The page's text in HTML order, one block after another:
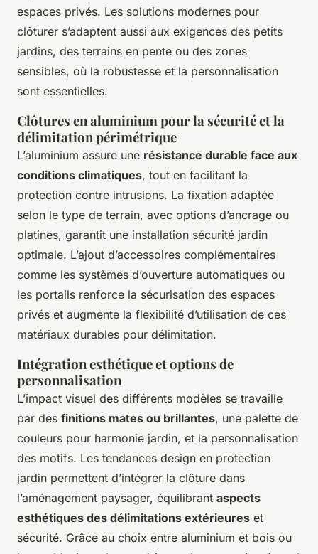
espaces privés. Les solutions modernes pour
clôturer s’adaptent aussi aux exigences des petits
jardins, des terrains en pente ou des zones
sensibles, où la robustesse et la personnalisation
sont essentielles.
Clôtures en aluminium pour la sécurité et la
délimitation périmétrique
L’aluminium assure une résistance durable face aux
conditions climatiques, tout en facilitant la
protection contre intrusions. La fixation adaptée
selon le type de terrain, avec options d’ancrage ou
platines, garantit une installation sécurité jardin
optimale. L’ajout d’accessoires complémentaires
comme les systèmes d’ouverture automatiques ou
les portails renforce la sécurisation des espaces
privés et augmente la flexibilité d’utilisation de ces
matériaux durables pour délimitation.
Intégration esthétique et options de
personnalisation
L’impact visuel des différents modèles se travaille
par des finitions mates ou brillantes, une palette de
couleurs pour harmonie jardin, et la personnalisation
des motifs. Les tendances design en protection
jardin permettent d’intégrer la clôture dans
l’aménagement paysager, équilibrant aspects
esthétiques des délimitations extérieures et
sécurité. Grâce au choix entre aluminium et bois ou